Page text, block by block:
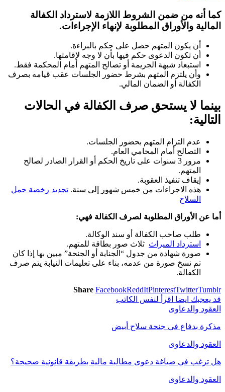
كما أنه من ضمن الشروط اللازمة لاسترداد الكفالة
المالية والأوراق المطلوبة لإنهاء الإجراءات.
أن يكون المتهم حصل على حكم بالبراءة.
أن تكون الدعوى حكم فيها بأن لا وجه لإقامتها.
استبعاد شبهة الجريمة أو تصالح المتهم أمام المحكمة فقط.
وأن يلتزم المتهم بشرط حضور الجلسات عقب قيامه بصرف
الكفالة أو الضمان المالي.
بينما لا يستحق صرف الكفالة في الحالات
التالية:
عدم التزام المتهم بحضور الجلسات.
التصالح أمام المحامي العام.
مرور 3 سنوات على تاريخ الحكم أو القرار الصادر لصالح
المتهم.
إيقاف تنفيذ العقوبة.
هذه الاجراءات من خمس شهور إلى سنة. تجديد رخصة حمل
السلاح
أما عن الأوراق المطلوبة لصرف الكفالة فهي:
طلب صاحب الكفالة أو سند الوكالة.
استرداد الميراث ثلاث صور بطاقة للمتهم.
صورة شهادة من جدول “الجناية أو الجنحة” مبين بها إذا كان
تم نسخ صورة من عدمه، بناء على تعليمات النيابة يتم صرف
الكفالة.
Share FacebookReddItPinterestTwitterTumblr
قد يعجبك ايضا اقرأ لنفس الكاتب
العقود والدعاوى
مذكرة بدفاع فى جنحة سلاح أبيض
العقود والدعاوى
هل ترغب في صياغة دعوى مطالبة مالية بطريقة قانونية صحيحة؟
العقود والدعاوى